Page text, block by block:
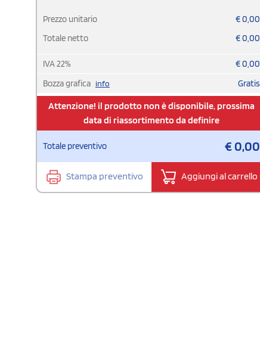
Prezzo unitario €0,00
Totale netto
€0,00
IVA22% €0,00
Bozza grafica info Gratis
Attenzione! il prodotto non è disponibile, prossima
data di riassortimento da definire
Totale preventivo €0,00
Stampa preventivo Aggiungi al carrello